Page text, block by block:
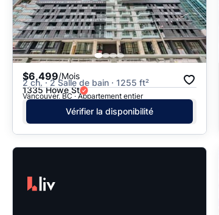
$6,499/Mois
2 ch. · 2 Salle de bain · 1255 ft²
1335 Howe St
Vancouver, BC · Appartement entier
Vérifier la disponibilité